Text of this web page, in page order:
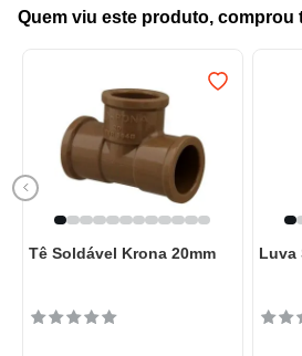
Quem viu este produto, comprou
Tê Soldável Krona 20mm Luva